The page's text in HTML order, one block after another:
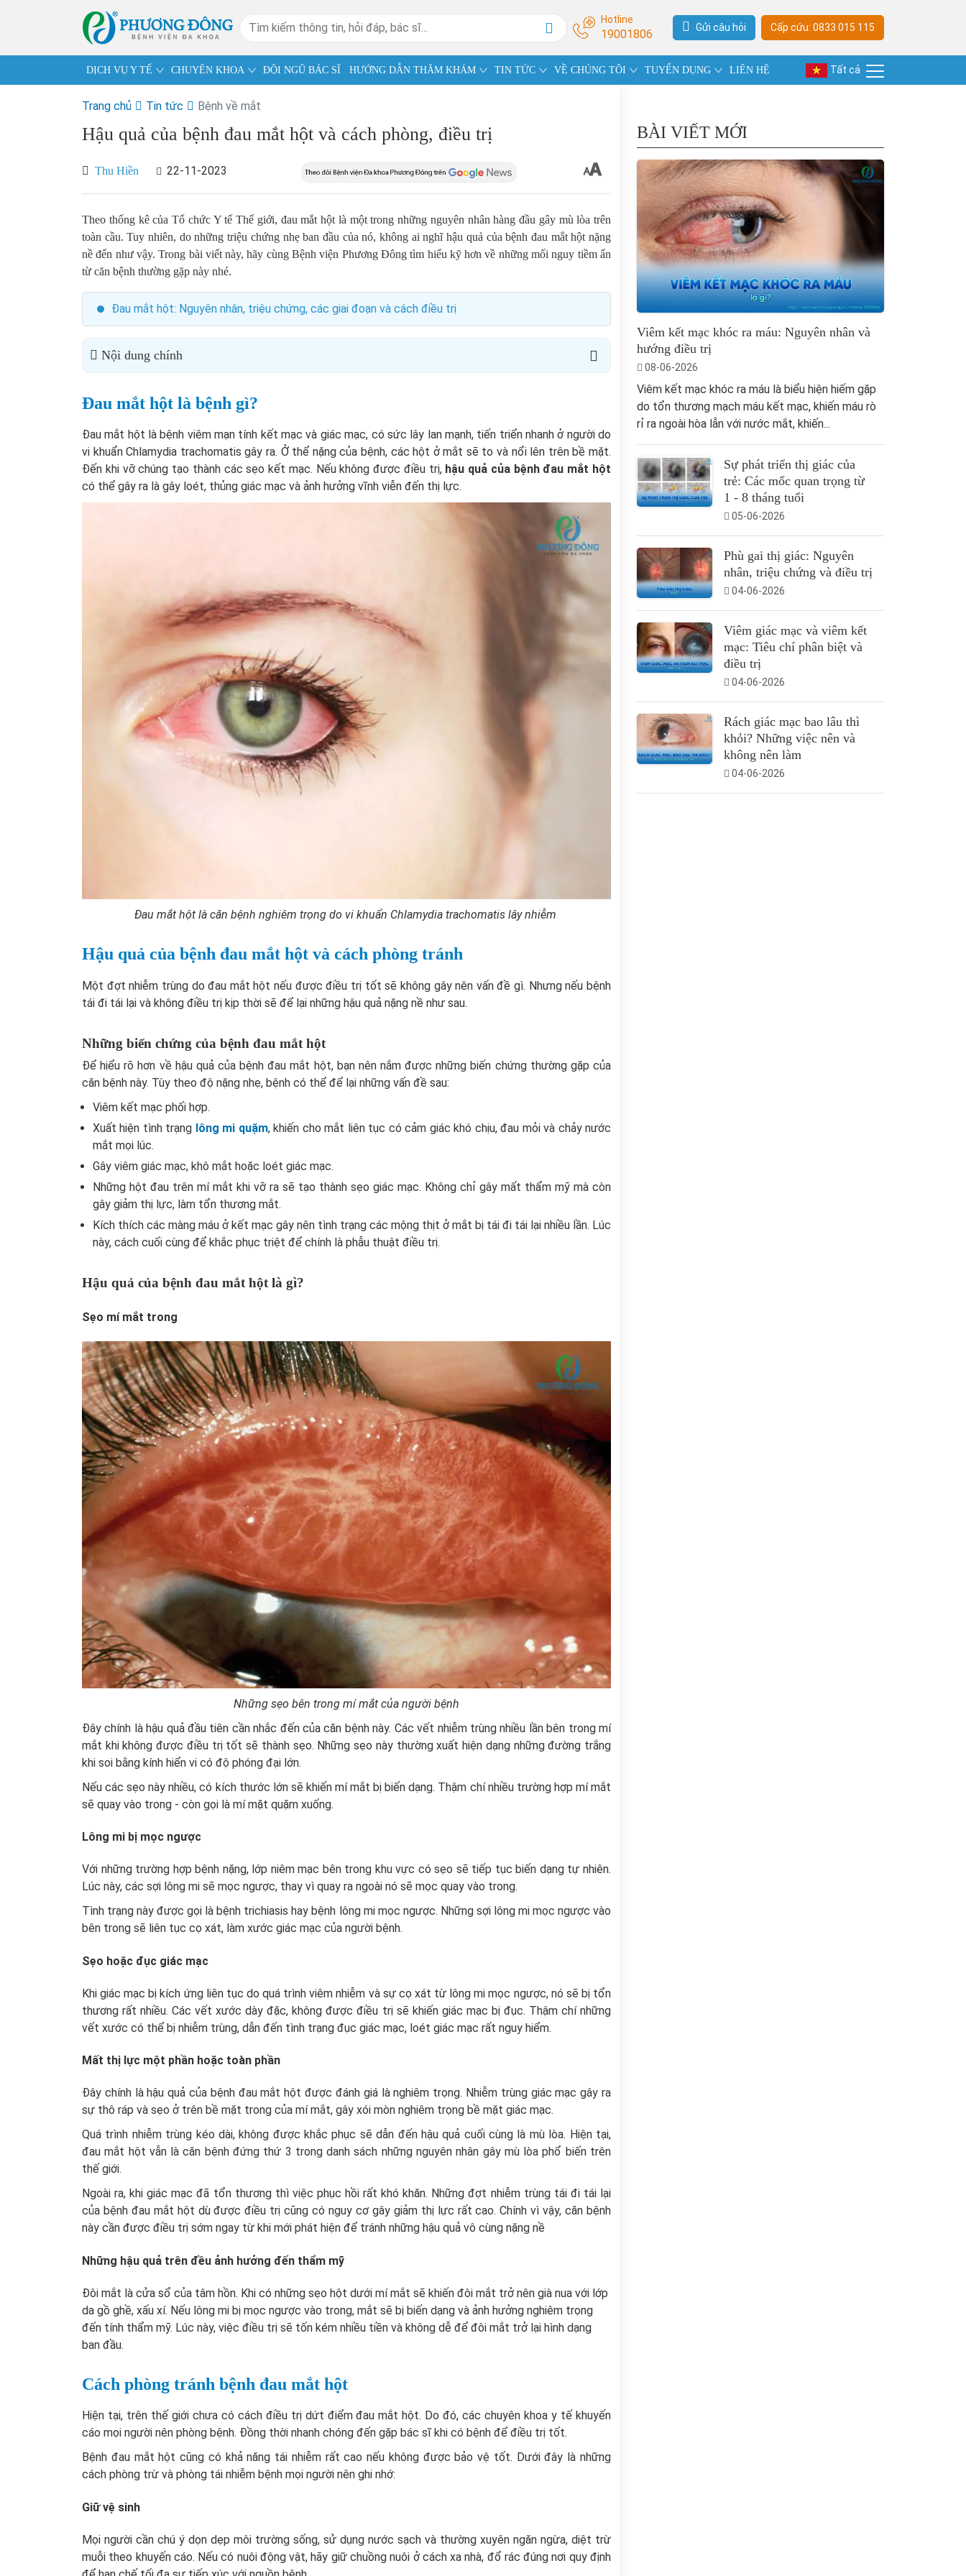
Hotline
19001806 Gửi câu hỏi Cấp cứu: 0833 015 115
DỊCH VỤ Y TẾ CHUYÊN KHOA ĐỘI NGŨ BÁC SĨ HƯỚNG DẪN THĂM KHÁM TIN TỨC VỀ CHÚNG TÔI TUYỂN DỤNG LIÊN HỆ Tất cả
Trang chủ Tin tức Bệnh về mắt
Hậu quả của bệnh đau mắt hột và cách phòng, điều trị
Thu Hiền 22-11-2023
Theo thống kê của Tổ chức Y tế Thế giới, đau mắt hột là một trong những nguyên nhân hàng đầu gây mù lòa trên
toàn cầu. Tuy nhiên, do những triệu chứng nhẹ ban đầu của nó, không ai nghĩhậu quả của bệnh đau mắt hột nặng
nề đến như vậy. Trong bài viết này, hãy cùng Bệnh viện Phương Đông tìm hiểu kỹ hơn về những mối nguy tiềm ẩn
từ căn bệnh thường gặp này nhé.
Đau mắt hột: Nguyên nhân, triệu chứng, các giai đoạn và cách điều trị
Nội dung chính
Đau mắt hột là bệnh gì?
Đau mắt hột là bệnh viêm mạn tính kết mạc và giác mạc, có sức lây lan mạnh, tiến triển nhanh ở người do
vi khuẩn Chlamydia trachomatis gây ra. Ở thể nặng của bệnh, các hột ở mắt sẽ to và nổi lên trên bề mặt.
Đến khi vỡ chúng tạo thành các sẹo kết mạc. Nếu không được điều trị, hậu quả của bệnh đau mắt hột
có thể gây ra là gây loét, thủng giác mạc và ảnh hưởng vĩnh viễn đến thị lực.
Đau mắt hột là căn bệnh nghiêm trọng do vi khuẩn Chlamydia trachomatis lây nhiễm
Hậu quả của bệnh đau mắt hột và cách phòng tránh
Một đợt nhiễm trùng do đau mắt hột nếu được điều trị tốt sẽ không gây nên vấn đề gì. Nhưng nếu bệnh
tái đi tái lại và không điều trị kịp thời sẽ để lại những hậu quả nặng nề như sau.
Những biến chứng của bệnh đau mắt hột
Để hiểu rõ hơn về hậu quả của bệnh đau mắt hột, bạn nên nắm được những biến chứng thường gặp của
căn bệnh này. Tùy theo độ nặng nhẹ, bệnh có thể để lại những vấn đề sau:
Viêm kết mạc phối hợp.
Xuất hiện tình trạng lông mi quặm, khiến cho mắt liên tục có cảm giác khó chịu, đau mỏi và chảy nước
mắt mọi lúc.
Gây viêm giác mạc, khô mắt hoặc loét giác mạc.
Những hột đau trên mí mắt khi vỡ ra sẽ tạo thành sẹo giác mạc. Không chỉ gây mất thẩm mỹ mà còn
gây giảm thị lực, làm tổn thương mắt.
Kích thích các màng máu ở kết mạc gây nên tình trạng các mộng thịt ở mắt bị tái đi tái lại nhiều lần. Lúc
này, cách cuối cùng để khắc phục triệt để chính là phẫu thuật điều trị.
Hậu quả của bệnh đau mắt hột là gì?
Sẹo mí mắt trong
Những sẹo bên trong mí mắt của người bệnh
Đây chính là hậu quả đầu tiên cần nhắc đến của căn bệnh này. Các vết nhiễm trùng nhiều lần bên trong mí
mắt khi không được điều trị tốt sẽ thành sẹo. Những sẹo này thường xuất hiện dạng những đường trắng
khi soi bằng kính hiển vi có độ phóng đại lớn.
Nếu các sẹo này nhiều, có kích thước lớn sẽ khiến mí mắt bị biến dạng. Thậm chí nhiều trường hợp mí mắt
sẽ quay vào trong - còn gọi là mí mặt quặm xuống.
Lông mi bị mọc ngược
Với những trường hợp bệnh nặng, lớp niêm mạc bên trong khu vực có sẹo sẽ tiếp tục biến dạng tự nhiên.
Lúc này, các sợi lông mi sẽ mọc ngược, thay vì quay ra ngoài nó sẽ mọc quay vào trong.
Tình trạng này được gọi là bệnh trichiasis hay bệnh lông mi mọc ngược. Những sợi lông mi mọc ngược vào
bên trong sẽ liên tục cọ xát, làm xước giác mạc của người bệnh.
Sẹo hoặc đục giác mạc
Khi giác mạc bị kích ứng liên tục do quá trình viêm nhiễm và sự cọ xát từ lông mi mọc ngược, nó sẽ bị tổn
thương rất nhiều. Các vết xước dày đặc, không được điều trị sẽ khiến giác mạc bị đục. Thậm chí những
vết xước có thể bị nhiễm trùng, dẫn đến tình trạng đục giác mạc, loét giác mạc rất nguy hiểm.
Mất thị lực một phần hoặc toàn phần
Đây chính là hậu quả của bệnh đau mắt hột được đánh giá là nghiêm trọng. Nhiễm trùng giác mạc gây ra
sự thô ráp và sẹo ở trên bề mặt trong của mí mắt, gây xói mòn nghiêm trọng bề mặt giác mạc.
Quá trình nhiễm trùng kéo dài, không được khắc phục sẽ dẫn đến hậu quả cuối cùng là mù lòa. Hiện tại,
đau mắt hột vẫn là căn bệnh đứng thứ 3 trong danh sách những nguyên nhân gây mù lòa phổ biến trên
thế giới.
Ngoài ra, khi giác mạc đã tổn thương thì việc phục hồi rất khó khăn. Những đợt nhiễm trùng tái đi tái lại
của bệnh đau mắt hột dù được điều trị cũng có nguy cơ gây giảm thị lực rất cao. Chính vì vậy, căn bệnh
này cần được điều trị sớm ngay từ khi mới phát hiện để tránh những hậu quả vô cùng nặng nề
Những hậu quả trên đều ảnh hưởng đến thẩm mỹ
Đôi mắt là cửa sổ của tâm hồn. Khi có những sẹo hột dưới mí mắt sẽ khiến đôi mắt trở nên già nua với lớp
da gồ ghề, xấu xí. Nếu lông mi bị mọc ngược vào trong, mắt sẽ bị biến dạng và ảnh hưởng nghiêm trọng
đến tính thẩm mỹ. Lúc này, việc điều trị sẽ tốn kém nhiều tiền và không dễ để đôi mắt trở lại hình dạng
ban đầu.
Cách phòng tránh bệnh đau mắt hột
Hiện tại, trên thế giới chưa có cách điều trị dứt điểm đau mắt hột. Do đó, các chuyên khoa y tế khuyến
cáo mọi người nên phòng bệnh. Đồng thời nhanh chóng đến gặp bác sĩ khi có bệnh để điều trị tốt.
Bệnh đau mắt hột cũng có khả năng tái nhiễm rất cao nếu không được bảo vệ tốt. Dưới đây là những
cách phòng trừ và phòng tái nhiễm bệnh mọi người nên ghi nhớ:
Giữ vệ sinh
Mọi người cần chú ý dọn dẹp môi trường sống, sử dụng nước sạch và thường xuyên ngăn ngừa, diệt trừ
muỗi theo khuyến cáo. Nếu có nuôi động vật, hãy giữ chuồng nuôi ở cách xa nhà, đổ rác đúng nơi quy định
BÀI VIẾT MỚI
Viêm kết mạc khóc ra máu: Nguyên nhân và
hướng điều trị
08-06-2026
Viêm kết mạc khóc ra máu là biểu hiện hiếm gặp
do tổn thương mạch máu kết mạc, khiến máu rò
rỉ ra ngoài hòa lẫn với nước mắt, khiến...
Sự phát triển thị giác của
trẻ: Các mốc quan trọng từ
1 - 8 tháng tuổi
05-06-2026
Phù gai thị giác: Nguyên
nhân, triệu chứng và điều trị
04-06-2026
Viêm giác mạc và viêm kết
mạc: Tiêu chí phân biệt và
điều trị
04-06-2026
Rách giác mạc bao lâu thì
khỏi? Những việc nên và
không nên làm
04-06-2026